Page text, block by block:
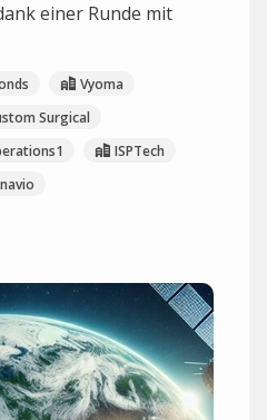
einer Runde mit
Vyoma
Surgical
ISPTech